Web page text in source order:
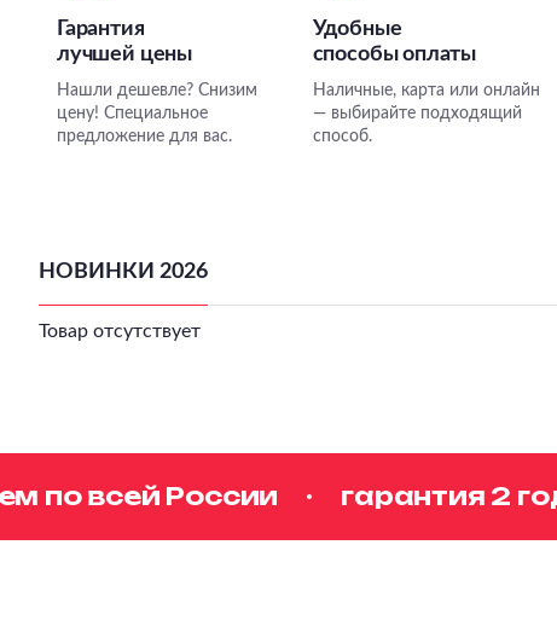
Гарантия
лучшей цены
Нашли дешевле? Снизим
цену! Специальное
предложение для вас.
Удобные
способы оплаты
Наличные, карта или онлайн
— выбирайте подходящий
способ.
НОВИНКИ 2026
Товар отсутствует
всей России гарантия 2 года